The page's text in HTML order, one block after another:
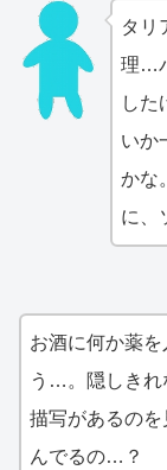
タリ
理…
した
いか
かな
に、
お酒に何か薬
う…。隠しきれ
描写があるの
んでるの…？